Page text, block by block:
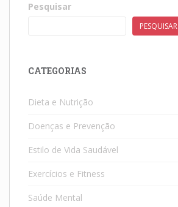
Pesquisar
PESQUISAR
CATEGORIAS
Dieta e Nutrição
Doenças e Prevenção
Estilo de Vida Saudável
Exercícios e Fitness
Saúde Mental